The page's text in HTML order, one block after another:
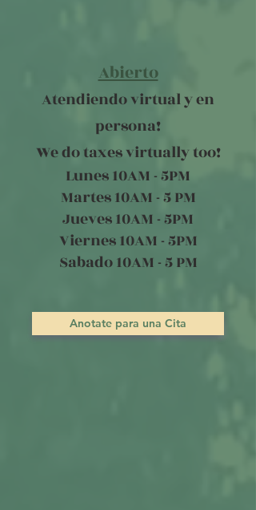
Abierto
Atendiendo virtual y en
persona!
We do taxes virtually too!
Lunes 10AM - 5PM
Martes 10AM - 5 PM
Jueves 10AM - 5PM
Viernes 10AM - 5PM
Sabado 10AM - 5 PM
Anotate para una Cita